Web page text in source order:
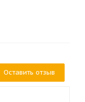
Оставить отзыв